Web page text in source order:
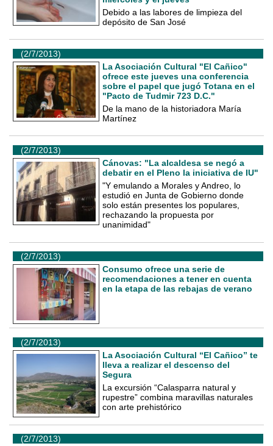
Debido a las labores de limpieza del
depósito de San José
(2/7/2013)
La Asociación Cultural "El Cañico"
ofrece este jueves una conferencia
sobre el papel que jugó Totana en el
"Pacto de Tudmir 723 D.C."
De la mano de la historiadora María
Martínez
(2/7/2013)
Cánovas: "La alcaldesa se negó a
debatir en el Pleno la iniciativa de IU"
"Y emulando a Morales y Andreo, lo
estudió en Junta de Gobierno donde
solo están presentes los populares,
rechazando la propuesta por
unanimidad"
(2/7/2013)
Consumo ofrece una serie de
recomendaciones a tener en cuenta
en la etapa de las rebajas de verano
(2/7/2013)
La Asociación Cultural “El Cañico” te
lleva a realizar el descenso del
Segura
La excursión “Calasparra natural y
rupestre” combina maravillas naturales
con arte prehistórico
(2/7/2013)